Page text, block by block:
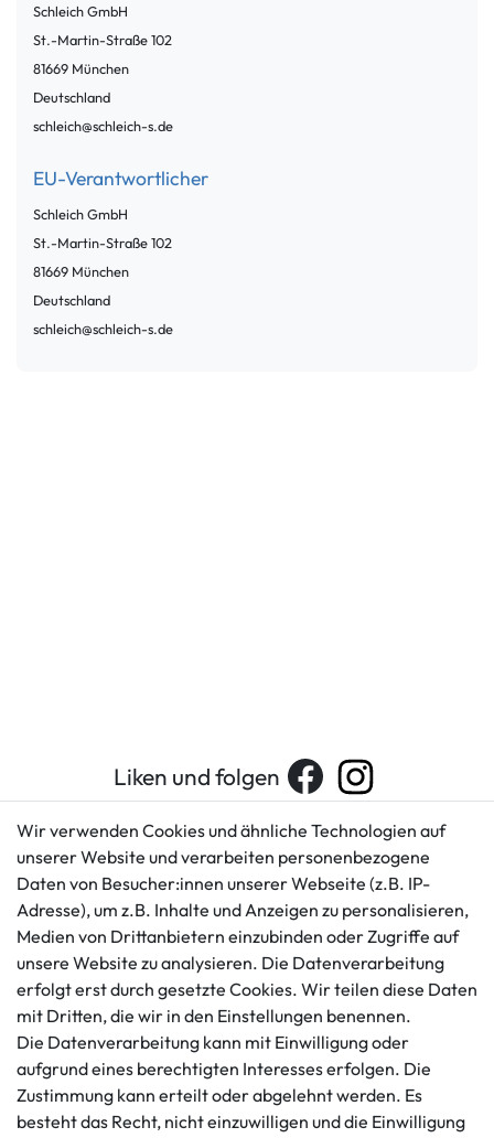
Schleich GmbH
St.-Martin-Straße102
81669 München
Deutschland
schleich@schleich-s.de
EU-Verantwortlicher
Schleich GmbH
St.-Martin-Straße102
81669 München
Deutschland
schleich@schleich-s.de
Liken und folgen
Kundenservice
+49 421 596586
Mo. - Fr. 9 - 16 Uhr
info@gameworld.de
Kontaktformular
Rechtliches
AGB
Impressum
Datenschutzerklärung
Barrierefreiheitserklärung
Widerrufs­recht
Vertrag widerrufen
Informationen
Ankauf
Zahlungsmöglichkeiten
Wir verwenden Cookies und ähnliche Technologien auf
unserer Website und verarbeiten personenbezogene
Daten von Besucher:innen unserer Webseite (z.B. IP-
Adresse), um z.B. Inhalte und Anzeigen zu personalisieren,
Medien von Drittanbietern einzubinden oder Zugriffe auf
unsere Website zu analysieren. Die Datenverarbeitung
erfolgt erst durch gesetzte Cookies. Wir teilen diese Daten
mit Dritten, die wir in den Einstellungen benennen.
Die Datenverarbeitung kann mit Einwilligung oder
aufgrund eines berechtigten Interesses erfolgen. Die
Zustimmung kann erteilt oder abgelehnt werden. Es
besteht das Recht, nicht einzuwilligen und die Einwilligung